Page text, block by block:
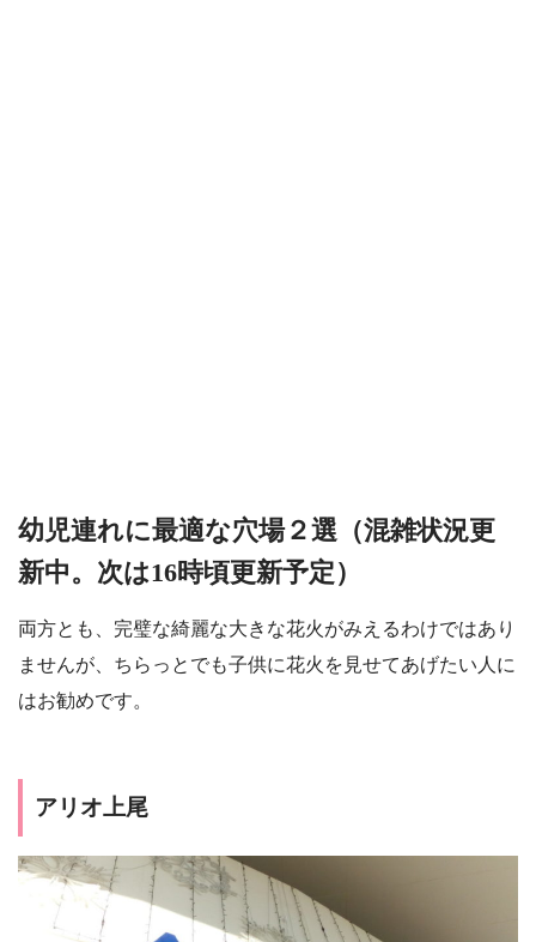
幼児連れに最適な穴場２選（混雑状況更
新中。次は16時頃更新予定）
両方とも、完璧な綺麗な大きな花火がみえるわけではあり
ませんが、ちらっとでも子供に花火を見せてあげたい人に
はお勧めです。
アリオ上尾